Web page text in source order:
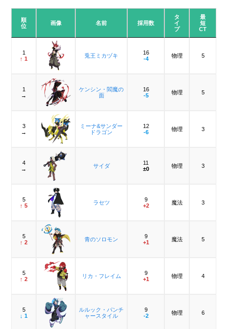
順
位
画像 名前 採用数
タ
イ
プ
最
短
CT
1
↑ 1
兎王ミカヅキ
16
-4
物理 5
1
→
ケンシン・閻魔の
面
16
-5
物理 5
3
→
ミーナ&サンダー
ドラゴン
12
-6
物理 3
4
→
サイダ
11
±0
物理 3
5
↑ 5
ラセツ
9
+2
魔法 3
5
↑ 2
青のソロモン
9
+1
魔法 5
5
↑ 2
リカ・フレイム
9
+1
物理 4
5
↓ 1
ルルック・パンチ
ャースタイル
9
-2
物理 6